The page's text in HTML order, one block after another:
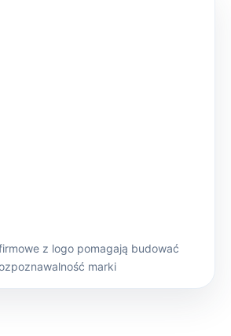
z logo pomagają budować
marki